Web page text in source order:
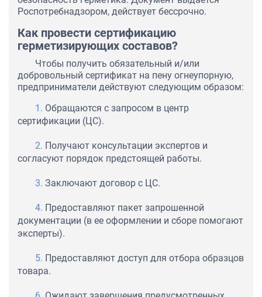
Роспотребнадзором, действует бессрочно.
Как провести сертификацию
герметизирующих составов?
Чтобы получить обязательный и/или
добровольный сертификат на пену огнеупорную,
предприниматели действуют следующим образом:
Обращаются с запросом в центр
сертификации (ЦС).
Получают консультации экспертов и
согласуют порядок предстоящей работы.
Заключают договор с ЦС.
Предоставляют пакет запрошенной
документации (в ее оформлении и сборе помогают
эксперты).
Предоставляют доступ для отбора образцов
товара.